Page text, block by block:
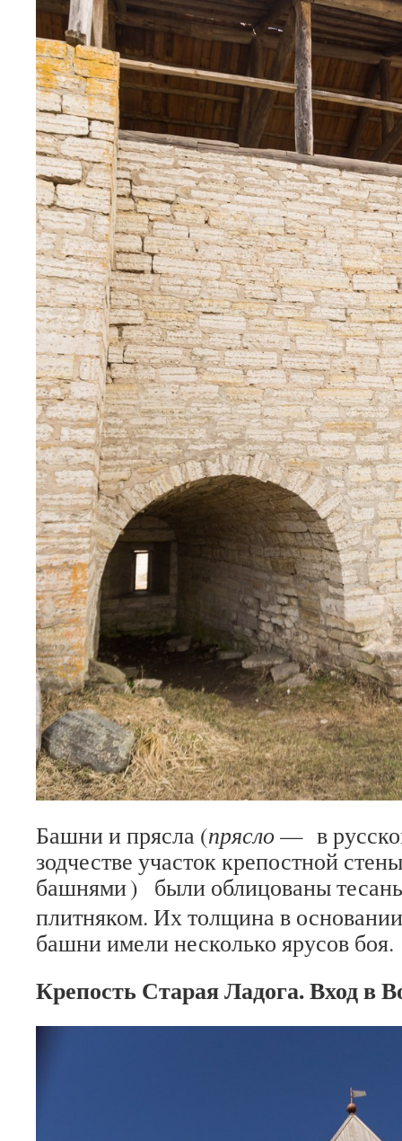
Башни и прясла (прясло— в
зодчестве участок крепостной
башнями) были облицованы
плитняком. Их толщина в
башни имели несколько ярусов боя.
Крепость Старая Ладога. Вход в